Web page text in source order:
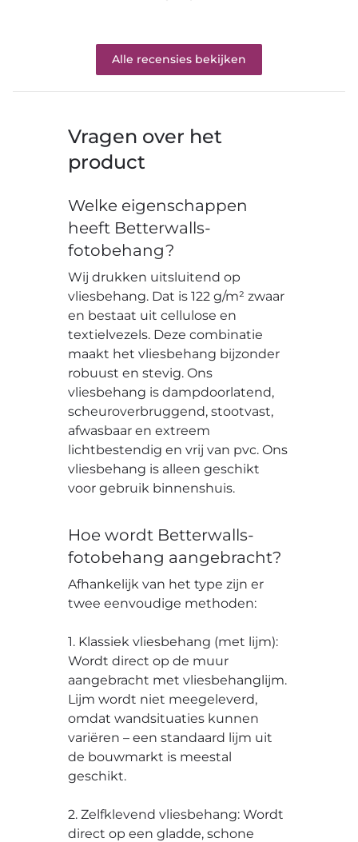
Alle recensies bekijken
Vragen over het
product
Welke eigenschappen
heeft Betterwalls-
fotobehang?
Wij drukken uitsluitend op
vliesbehang. Dat is 122 g/m² zwaar
en bestaat uit cellulose en
textielvezels. Deze combinatie
maakt het vliesbehang bijzonder
robuust en stevig. Ons
vliesbehang is dampdoorlatend,
scheuroverbruggend, stootvast,
afwasbaar en extreem
lichtbestendig en vrij van pvc. Ons
vliesbehang is alleen geschikt
voor gebruik binnenshuis.
Hoe wordt Betterwalls-
fotobehang aangebracht?
Afhankelijk van het type zijn er
twee eenvoudige methoden:
1. Klassiek vliesbehang (met lijm):
Wordt direct op de muur
aangebracht met vliesbehanglijm.
Lijm wordt niet meegeleverd,
omdat wandsituaties kunnen
variëren – een standaard lijm uit
de bouwmarkt is meestal
geschikt.
2. Zelfklevend vliesbehang: Wordt
direct op een gladde, schone